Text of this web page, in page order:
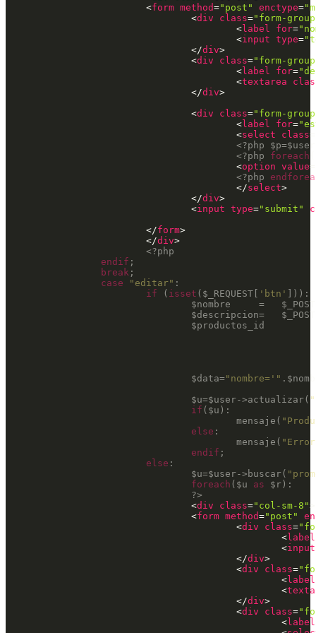
<form method="post" enctype=
<div class="form-
<label for=
<input type=
</div>
<div class="form-
<label for=
<textarea
</div>
<div class="form-
<label for=
<select class=
<?php
$p=$user
<?php
foreach
<option value=
<?php
</select>
</div>
<input type="submit"
</form>
</div>
<?php
endif ;
break;
case
"editar" :
if ( isset ( $_REQUEST[ 'btn'
$nombre
	    =
$_POST
$descripcion= $_POST
$productos_id
$data="nombre='" .
$u=$user->actualizar(
if ( $u ):
					mensaje(
else :
					mensaje(
endif ;
else :
$u=$user->buscar(
foreach ( $u as $r):
?>
<div class="col-sm-8">
<form method="post"
<div class=
<label
<input
</div>
<div class=
<label
<
</div>
<div class=
<label